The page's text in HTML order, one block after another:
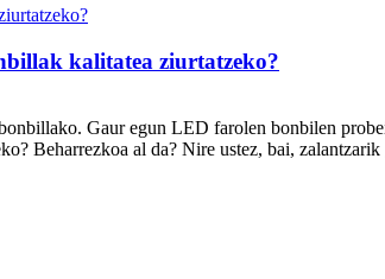
kalitatea ziurtatzeko?
Gaur egun LED farolen bonbilen
Beharrezkoa al da? Nire ustez, bai, zalantzarik